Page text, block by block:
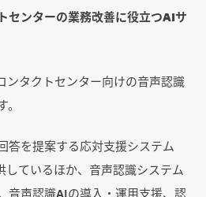
センターの業務改善に役立つAIサ
ンタクトセンター向けの音声認識
答を提案する応対支援システム
しているほか、音声認識システム
音声認識AIの導入・運用支援、認